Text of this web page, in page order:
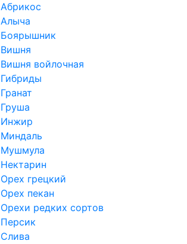
Абрикос
Алыча
Боярышник
Вишня
Вишня войлочная
Гибриды
Гранат
Груша
Инжир
Миндаль
Мушмула
Нектарин
Орех грецкий
Орех пекан
Орехи редких сортов
Персик
Слива